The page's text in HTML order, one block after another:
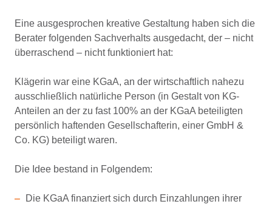
Eine ausgesprochen kreative Gestaltung haben sich die
Berater folgenden Sachverhalts ausgedacht, der – nicht
überraschend – nicht funktioniert hat:
Klägerin war eine KGaA, an der wirtschaftlich nahezu
ausschließlich natürliche Person (in Gestalt von KG-
Anteilen an der zu fast 100% an der KGaA beteiligten
persönlich haftenden Gesellschafterin, einer GmbH &
Co. KG) beteiligt waren.
Die Idee bestand in Folgendem:
Die KGaA finanziert sich durch Einzahlungen ihrer